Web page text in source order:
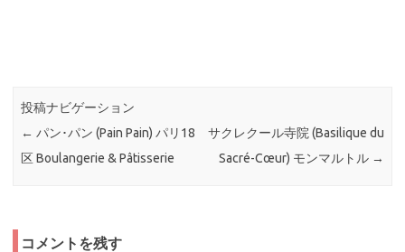
投稿ナビゲーション
← パン･パン (Pain Pain) パリ18
区 Boulangerie & Pâtisserie
サクレクール寺院 (Basilique du
Sacré-Cœur) モンマルトル →
コメントを残す